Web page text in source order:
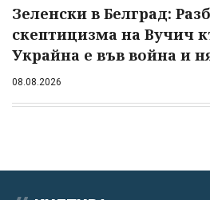
Зеленски в Белград:
скептицизма на Вучич
Украйна е във война и
08.08.2026